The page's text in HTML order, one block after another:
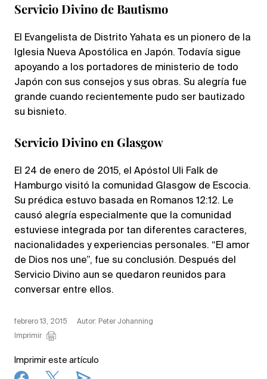
Servicio Divino de Bautismo
El Evangelista de Distrito Yahata es un pionero de la
Iglesia Nueva Apostólica en Japón. Todavía sigue
apoyando a los portadores de ministerio de todo
Japón con sus consejos y sus obras. Su alegría fue
grande cuando recientemente pudo ser bautizado
su bisnieto.
Servicio Divino en Glasgow
El 24 de enero de 2015, el Apóstol Uli Falk de
Hamburgo visitó la comunidad Glasgow de Escocia.
Su prédica estuvo basada en Romanos 12:12. Le
causó alegría especialmente que la comunidad
estuviese integrada por tan diferentes caracteres,
nacionalidades y experiencias personales. “El amor
de Dios nos une”, fue su conclusión. Después del
Servicio Divino aun se quedaron reunidos para
conversar entre ellos.
febrero 13, 2015
Autor: Peter Johanning
Imprimir
Imprimir este artículo